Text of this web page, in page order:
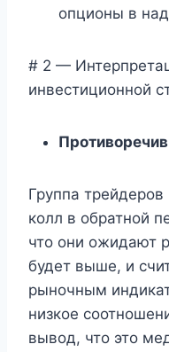
опционы в
# 2 —
инвестиционной
Группа
колл в обратной
что они ожидают
будет выше, и
рыночным
низкое
вывод, что это